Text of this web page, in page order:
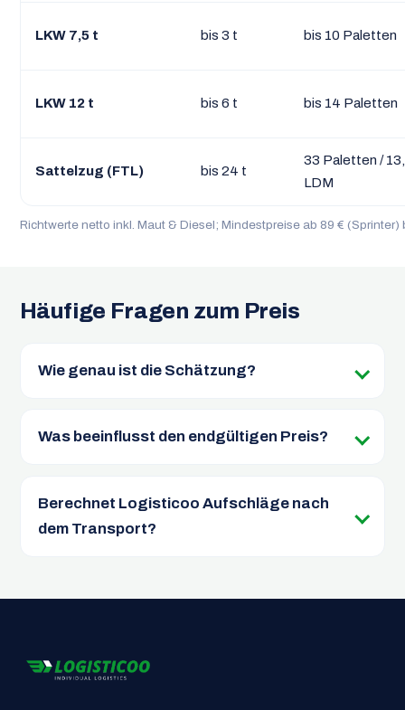
LKW 7,5 t bis 3 t bis 10 Paletten
LKW 12 t bis 6 t bis 14 Paletten
Sattelzug (FTL) bis 24 t
33 Paletten /
LDM
Richtwerte netto inkl. Maut & Diesel; Mindestpreise ab 89 € (Sprinter)
Häufige Fragen zum Preis
Wie genau ist die Schätzung?
Was beeinflusst den endgültigen Preis?
Berechnet Logisticoo Aufschläge nach
dem Transport?